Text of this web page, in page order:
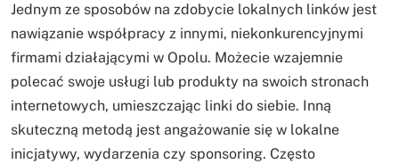
Jednym ze sposobów na zdobycie lokalnych linków jest
nawiązanie współpracy z innymi, niekonkurencyjnymi
firmami działającymi w Opolu. Możecie wzajemnie
polecać swoje usługi lub produkty na swoich stronach
internetowych, umieszczając linki do siebie. Inną
skuteczną metodą jest angażowanie się w lokalne
inicjatywy, wydarzenia czy sponsoring. Często